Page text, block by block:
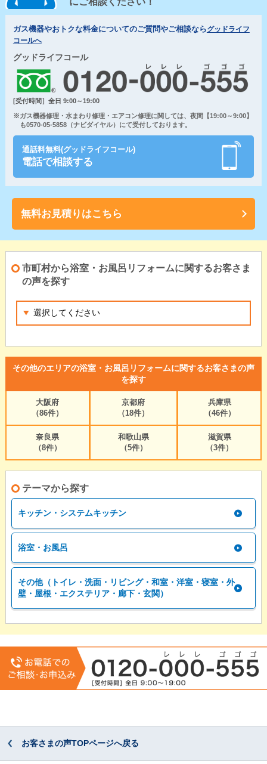
ガス機器やおトクな料金についてのご質問やご相談ならグッドライフ
コールへ
グッドライフコール
[受付時間］全日 9:00～19:00
※ガス機器修理・水まわり修理・エアコン修理に関しては、夜間【19:00～9:00】
も0570-05-5858（ナビダイヤル）にて受付しております。
通話料無料(グッドライフコール)
電話で相談する
無料お見積りはこちら
市町村から浴室・お風呂リフォームに関するお客さま
の声を探す
その他のエリアの浴室・お風呂リフォームに関するお客さまの声
を探す
大阪府
（86件）
京都府
（18件）
兵庫県
（46件）
奈良県
（8件）
和歌山県
（5件）
滋賀県
（3件）
テーマから探す
キッチン・システムキッチン
浴室・お風呂
その他（トイレ・洗面・リビング・和室・洋室・寝室・外
壁・屋根・エクステリア・廊下・玄関）
お客さまの声TOPページへ戻る